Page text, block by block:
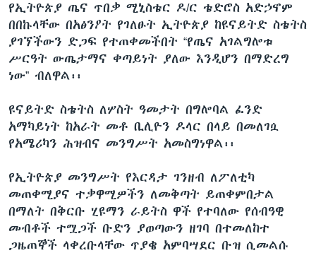
የኢትዮጵያ ጤና ጥበቃ ሚኒስቴር ዶ/ር ቴድሮስ አድኃኖም
በበኩላቸው በአፅንዖት የገለፁት ኢትዮጵያ ከዩናይትድ ስቴትስ
ያገኘችውን ድጋፍ የተጠቀመችበት “የጤና አገልግሎቱ
ሥርዓት ውጤታማና ቀጣይነት ያለው እንዲሆን በማድረግ
ነው” ብለዋል፡፡
ዩናይትድ ስቴትስ ለሦስት ዓመታት በግሎባል ፈንድ
አማካይነት ከአራት መቶ ቢሊዮን ዶላር በላይ በመለገሷ
የአሜሪካን ሕዝብና መንግሥት አመስግነዋል፡፡
የኢትዮጵያ መንግሥት የእርዳታ ገንዘብ ለፖለቲካ
መጠቀሚያና ተቃዋሚዎችን ለመቅጣት ይጠቀምበታል
በማለት በቅርቡ ሂዩማን ራይትስ ዋች የተባለው የሰብዓዊ
መብቶች ተሟጋች ቡድን ያወጣውን ዘገባ በተመለከተ
ጋዜጠኞች ላቀረቡላቸው ጥያቄ አምባሣደር ቡዝ ሲመልሱ